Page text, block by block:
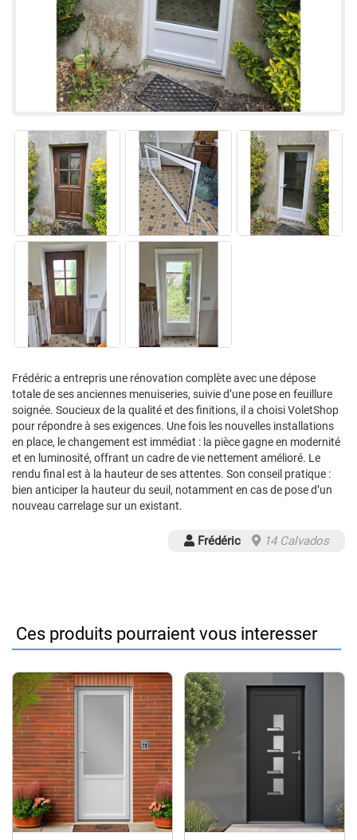
Frédéric a entrepris une rénovation complète avec une dépose
totale de ses anciennes menuiseries, suivie d’une pose en feuillure
soignée. Soucieux de la qualité et des finitions, il a choisi VoletShop
pour répondre à ses exigences. Une fois les nouvelles installations
en place, le changement est immédiat : la pièce gagne en modernité
et en luminosité, offrant un cadre de vie nettement amélioré. Le
rendu final est à la hauteur de ses attentes. Son conseil pratique :
bien anticiper la hauteur du seuil, notamment en cas de pose d’un
nouveau carrelage sur un existant.
Frédéric 14 Calvados
Ces produits pourraient vous interesser